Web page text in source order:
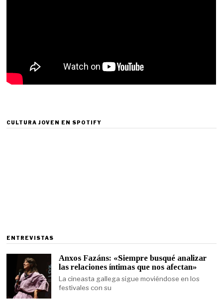
CULTURA JOVEN EN SPOTIFY
ENTREVISTAS
Anxos Fazáns: «Siempre busqué analizar
las relaciones íntimas que nos afectan»
La cineasta gallega sigue moviéndose en los
festivales con su